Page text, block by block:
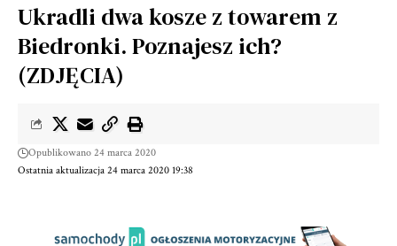
Ukradli dwa kosze z towarem z
Biedronki. Poznajesz ich?
(ZDJĘCIA)
Ostatnia aktualizacja 24 marca 2020 19:38
Opublikowano 24 marca 2020